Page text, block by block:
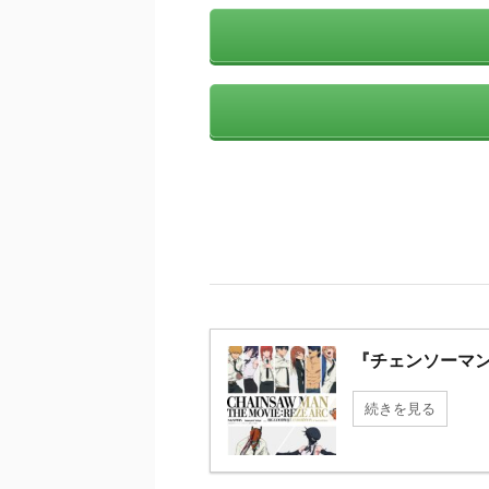
『チェンソーマ
続きを見る